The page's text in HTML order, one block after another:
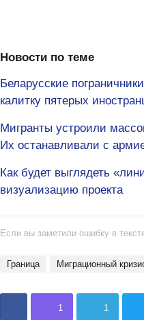
Новости по теме
Беларусские
калитку пятерых
Мигранты устроили
Их останавливали с
Как будет выглядеть
визуализацию проекта
Если вы заметили ошибку в
Граница Миграционный
1 1